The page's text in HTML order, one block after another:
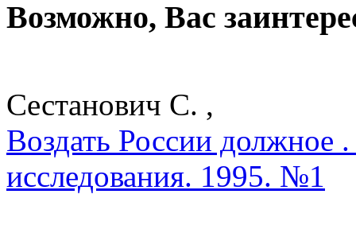
Возможно, Вас
Сестанович С. ,
Воздать России должное
исследования. 1995. №1